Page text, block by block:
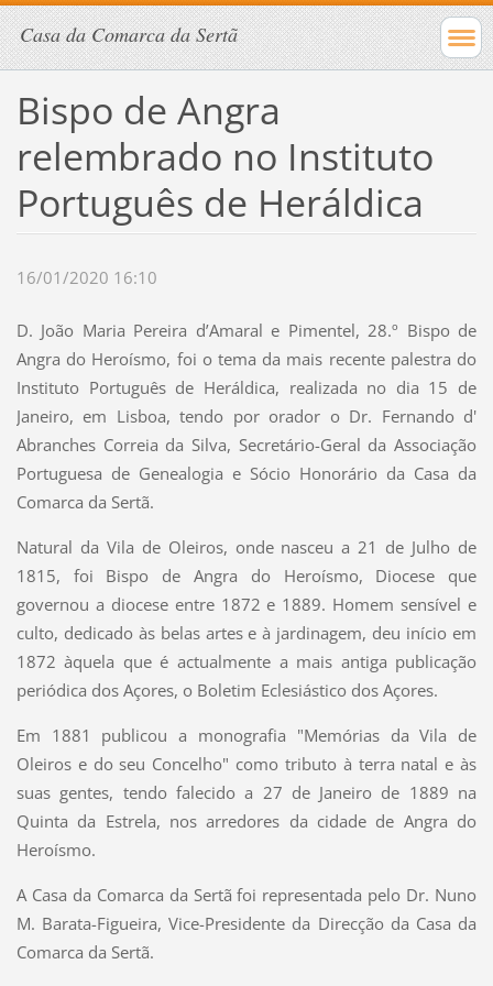
Casa da Comarca da Sertã
Bispo de Angra
relembrado no Instituto
Português de Heráldica
16/01/2020 16:10
D. João Maria Pereira d’Amaral e Pimentel, 28.º Bispo de
Angra do Heroísmo, foi o tema da mais recente palestra do
Instituto Português de Heráldica, realizada no dia 15 de
Janeiro, em Lisboa, tendo por orador o Dr. Fernando d'
Abranches Correia da Silva, Secretário-Geral da Associação
Portuguesa de Genealogia e Sócio Honorário da Casa da
Comarca da Sertã.
Natural da Vila de Oleiros, onde nasceu a 21 de Julho de
1815, foi Bispo de Angra do Heroísmo, Diocese que
governou a diocese entre 1872 e 1889. Homem sensível e
culto, dedicado às belas artes e à jardinagem, deu início em
1872 àquela que é actualmente a mais antiga publicação
periódica dos Açores, o Boletim Eclesiástico dos Açores.
Em 1881 publicou a monografia "Memórias da Vila de
Oleiros e do seu Concelho" como tributo à terra natal e às
suas gentes, tendo falecido a 27 de Janeiro de 1889 na
Quinta da Estrela, nos arredores da cidade de Angra do
Heroísmo.
A Casa da Comarca da Sertã foi representada pelo Dr. Nuno
M. Barata-Figueira, Vice-Presidente da Direcção da Casa da
Comarca da Sertã.